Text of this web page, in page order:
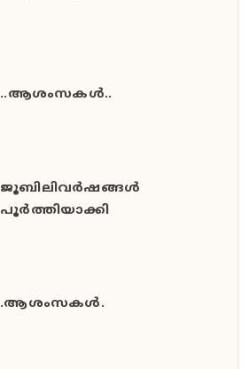
..ആശംസകൾ..
ജൂബിലിവർഷങ്ങൾ
പൂർത്തിയാക്കി
.ആശംസകൾ.